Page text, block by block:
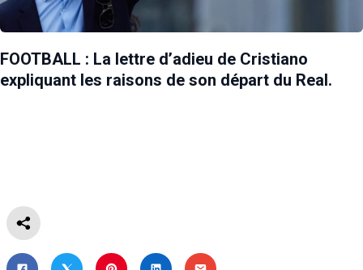
FOOTBALL : La lettre d’adieu de Cristiano
expliquant les raisons de son départ du Real.